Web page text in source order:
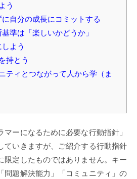
う
自分の成長にコミットする
準は「楽しいかどうか」
よう
持とう
ティとつながって人から学（ま
ーになるために必要な行動指針」
ていきますが、ご紹介する行動指針
限定したものではありません。キー
問題解決能力」「コミュニティ」の